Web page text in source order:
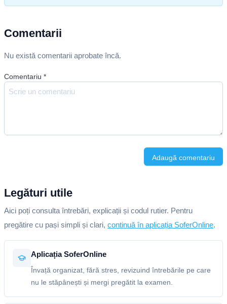
Comentarii
Nu există comentarii aprobate încă.
Comentariu *
Adaugă comentariu
Legături utile
Aici poți consulta întrebări, explicații și codul rutier. Pentru
pregătire cu pași simpli și clari, continuă în aplicația SoferOnline.
Aplicația SoferOnline
Învață organizat, fără stres, revizuind întrebările pe care
nu le stăpânești și mergi pregătit la examen.